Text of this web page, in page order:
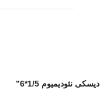
نئودیمیوم 1/5*6”